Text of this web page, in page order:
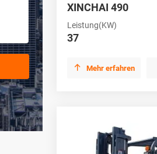
XINCHAI 490
Leistung(KW)
37
 Mehr erfahren